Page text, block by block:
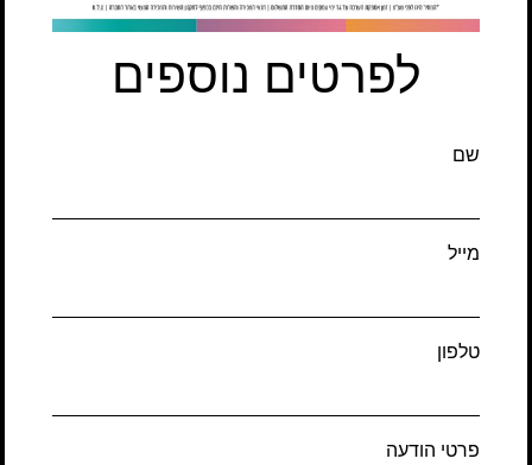
לפרטים נוספים
שם
מייל
טלפון
פרטי הודעה